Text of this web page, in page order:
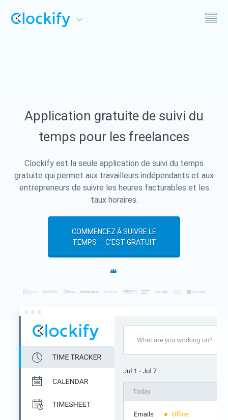
Pumble
Communication et collaboration d'équipe
Application gratuite de suivi du
temps pour les freelances
Clockify est la seule application de suivi du temps
gratuite qui permet aux travailleurs indépendants et aux
entrepreneurs de suivre les heures facturables et les
taux horaires.
COMMENCEZ À SUIVRE LE
TEMPS — C’EST GRATUIT